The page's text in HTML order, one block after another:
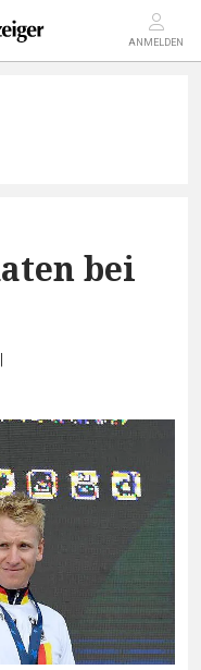
ANMELDEN
bei
|